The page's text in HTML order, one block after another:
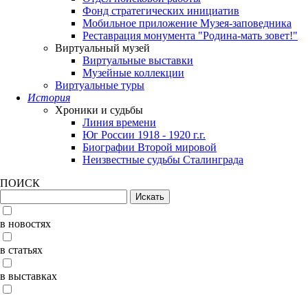
Фонд стратегических инициатив
Мобильное приложение Музея-заповедника
Реставрация монумента "Родина-мать зовет!"
Виртуальный музей
Виртуальные выставки
Музейные коллекции
Виртуальные туры
История
Хроники и судьбы
Линия времени
Юг России 1918 - 1920 г.г.
Биографии Второй мировой
Неизвестные судьбы Сталинграда
ПОИСК
в новостях
в статьях
в выставках